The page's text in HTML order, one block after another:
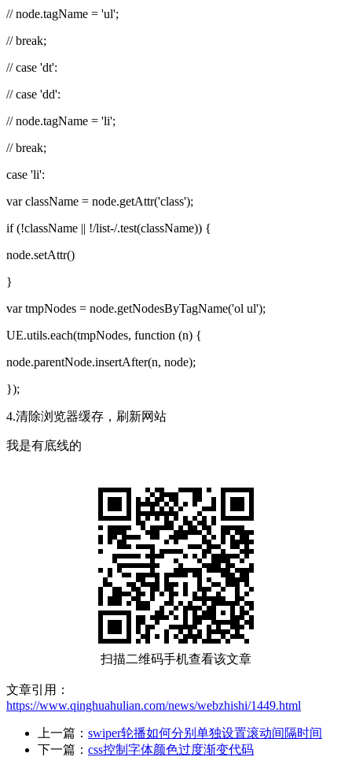
// node.tagName = 'ul';
// break;
// case 'dt':
// case 'dd':
// node.tagName = 'li';
// break;
case 'li':
var className = node.getAttr('class');
if (!className || !/list-/.test(className)) {
node.setAttr()
}
var tmpNodes = node.getNodesByTagName('ol ul');
UE.utils.each(tmpNodes, function (n) {
node.parentNode.insertAfter(n, node);
});
4.清除浏览器缓存，刷新网站
我是有底线的
扫描二维码手机查看该文章
文章引用：
https://www.qinghuahulian.com/news/webzhishi/1449.html
上一篇： swiper轮播如何分别单独设置滚动间隔时间
下一篇： css控制字体颜色过度渐变代码